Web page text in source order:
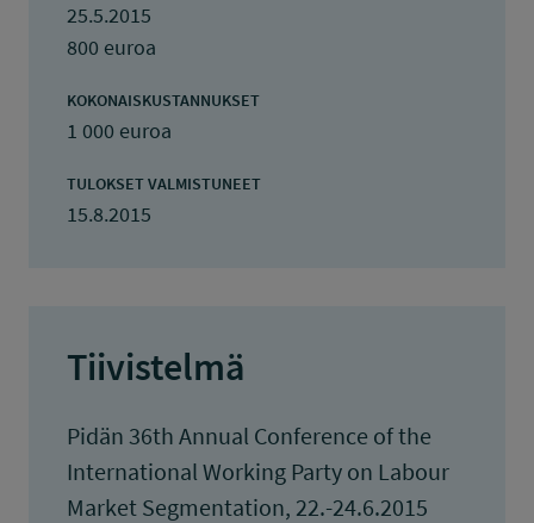
25.5.2015
800 euroa
KOKONAISKUSTANNUKSET
1 000 euroa
TULOKSET VALMISTUNEET
15.8.2015
Tiivistelmä
Pidän 36th Annual Conference of the
International Working Party on Labour
Market Segmentation, 22.-24.6.2015